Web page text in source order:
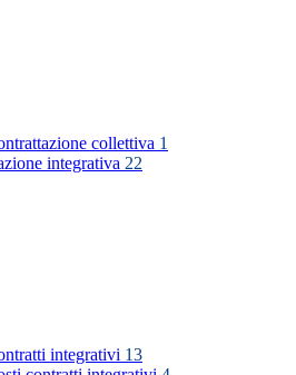
collettiva 1
integrativa 22
integrativi 13